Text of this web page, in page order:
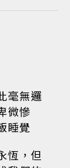
毫無邏
微慘
睡覺
恆，但